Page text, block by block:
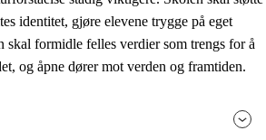
identitet, gjøre elevene trygge på eget
skal formidle felles verdier som trengs for å
og åpne dører mot verden og framtiden.